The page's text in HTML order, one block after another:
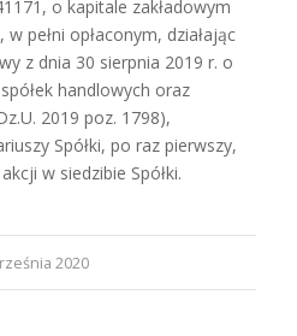
o kapitale zakładowym
pełni opłaconym, działając
z dnia 30 sierpnia 2019 r. o
handlowych oraz
2019 poz. 1798),
Spółki, po raz pierwszy,
w siedzibie Spółki.
2020